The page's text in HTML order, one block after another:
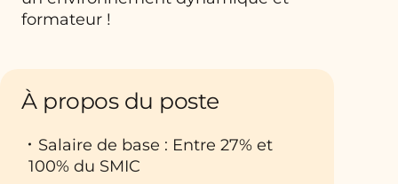
formateur !
À propos du poste
Salaire de base : Entre 27% et
100% du SMIC